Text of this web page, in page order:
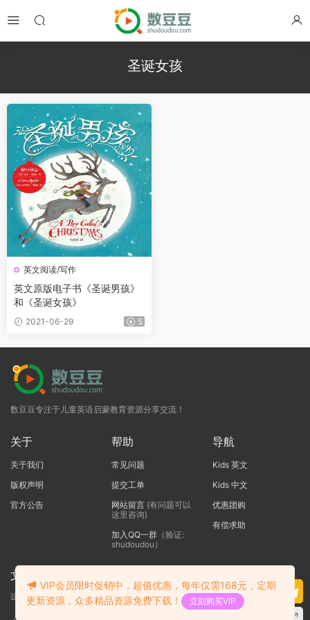
圣诞女孩
英文阅读/写作
英文原版电子书《圣诞男孩》
和《圣诞女孩》
2021-06-29 5
数豆豆专注于儿童英语启蒙教育资源分享交流！
关于
关于我们
版权声明
官方公告
帮助
常见问题
提交工单
网站留言(有问题可以
这里咨询)
加入QQ一群（验证:
shudoudou）
导航
Kids 英文
Kids 中文
优惠团购
有偿求助
文本标题
这里输入代码
VIP会员限时促销中，超值优惠，每年仅需168元，定期
更新资源，众多精品资源免费下载！
立刻购买VIP